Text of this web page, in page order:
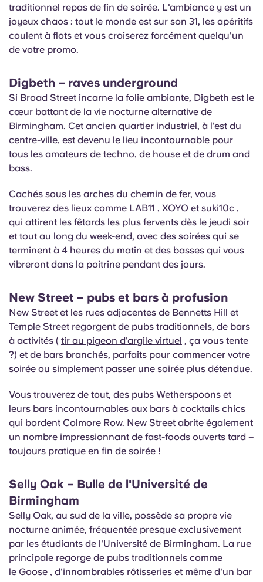
traditionnel repas de fin de soirée. L'ambiance y est un
joyeux chaos : tout le monde est sur son 31, les apéritifs
coulent à flots et vous croiserez forcément quelqu'un
de votre promo.
Digbeth – raves underground
Si Broad Street incarne la folie ambiante, Digbeth est le
cœur battant de la vie nocturne alternative de
Birmingham. Cet ancien quartier industriel, à l'est du
centre-ville, est devenu le lieu incontournable pour
tous les amateurs de techno, de house et de drum and
bass.
Cachés sous les arches du chemin de fer, vous
trouverez des lieux comme LAB11 , XOYO et suki10c ,
qui attirent les fêtards les plus fervents dès le jeudi soir
et tout au long du week-end, avec des soirées qui se
terminent à 4 heures du matin et des basses qui vous
vibreront dans la poitrine pendant des jours.
New Street – pubs et bars à profusion
New Street et les rues adjacentes de Bennetts Hill et
Temple Street regorgent de pubs traditionnels, de bars
à activités ( tir au pigeon d'argile virtuel , ça vous tente
?) et de bars branchés, parfaits pour commencer votre
soirée ou simplement passer une soirée plus détendue.
Vous trouverez de tout, des pubs Wetherspoons et
leurs bars incontournables aux bars à cocktails chics
qui bordent Colmore Row. New Street abrite également
un nombre impressionnant de fast-foods ouverts tard –
toujours pratique en fin de soirée !
Selly Oak – Bulle de l'Université de
Birmingham
Selly Oak, au sud de la ville, possède sa propre vie
nocturne animée, fréquentée presque exclusivement
par les étudiants de l'Université de Birmingham. La rue
principale regorge de pubs traditionnels comme
le Goose , d'innombrables rôtisseries et même d'un bar